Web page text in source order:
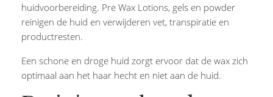
huidvoorbereiding. Pre Wax Lotions, gels en powder
reinigen de huid en verwijderen vet, transpiratie en
productresten.
Een schone en droge huid zorgt ervoor dat de wax zich
optimaal aan het haar hecht en niet aan de huid.